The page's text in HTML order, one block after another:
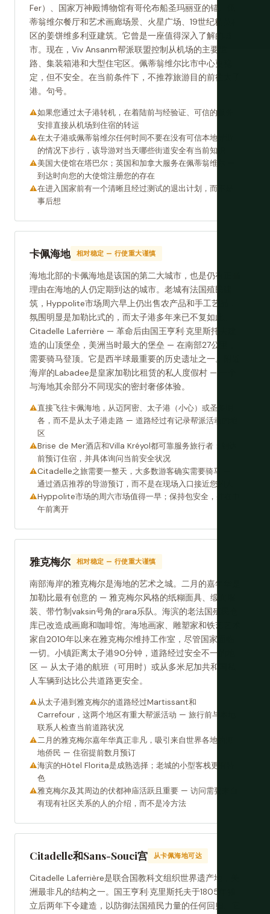
Fer）、国家万神殿博物馆有哥伦布船圣玛丽亚的锚、佩
蒂翁维尔餐厅和艺术画廊场景、火星广场、19世纪精英社
区的姜饼维多利亚建筑。它曾是一座值得深入了解的城
市。现在，Viv Ansanm帮派联盟控制从机场的主要道
路、集装箱港和大型住宅区。佩蒂翁维尔比市中心更稳
定，但不安全。在当前条件下，不推荐旅游目的前往太子
港。句号。
如果您通过太子港转机，在着陆前与经验证、可信的服务
安排直接从机场到住宿的转运
在太子港或佩蒂翁维尔任何时间不要在没有可信本地导游
的情况下步行，该导游对当天哪些街道安全有当前知识
美国大使馆在塔巴尔；英国和加拿大服务在佩蒂翁维尔 —
到达时向您的大使馆注册您的存在
在进入国家前有一个清晰且经过测试的退出计划，而不是
事后想
卡佩海地 相对稳定 — 行使重大谨慎
海地北部的卡佩海地是该国的第二大城市，也是仍有正当
理由在海地的人仍定期到达的城市。老城有法国殖民建
筑，Hyppolite市场周六早上仍出售农产品和手工艺品，
氛围明显是加勒比式的，而太子港多年来已不复如此。
Citadelle Laferrière — 革命后由国王亨利·克里斯托夫建
造的山顶堡垒，美洲当时最大的堡垒 — 在南部27公里，
需要骑马登顶。它是西半球最重要的历史遗址之一。附近
海岸的Labadee是皇家加勒比租赁的私人度假村 — 一个
与海地其余部分不同现实的密封奢侈体验。
直接飞往卡佩海地，从迈阿密、太子港（小心）或圣多明
各，而不是从太子港走路 — 道路经过有记录帮派活动的地
区
Brise de Mer酒店和Villa Kréyol都可靠服务旅行者；到达
前预订住宿，并具体询问当前安全状况
Citadelle之旅需要一整天，大多数游客确实需要骑马 —
通过酒店推荐的导游预订，而不是在现场入口接近您的人
Hyppolite市场的周六市场值得一早；保持包安全，并在中
午前离开
雅克梅尔 相对稳定 — 行使重大谨慎
南部海岸的雅克梅尔是海地的艺术之城。二月的嘉年华是
加勒比最有创意的 — 雅克梅尔风格的纸糊面具、缎面服
装、带竹制vaksin号角的rara乐队。海滨的老法国殖民仓
库已改造成画廊和咖啡馆。海地画家、雕塑家和铁艺艺术
家自2010年以来在雅克梅尔维持工作室，尽管国家面临
一切。小镇距离太子港90分钟，道路经过安全不一的地
区 — 从太子港的航班（可用时）或从多米尼加共和国私
人车辆到达比公共道路更安全。
从太子港到雅克梅尔的道路经过Martissant和
Carrefour，这两个地区有重大帮派活动 — 旅行前与本地
联系人检查当前道路状况
二月的雅克梅尔嘉年华真正非凡，吸引来自世界各地的海
地侨民 — 住宿提前数月预订
海滨的Hôtel Florita是成熟选择；老城的小型客栈更有特
色
雅克梅尔及其周边的伏都神庙活跃且重要 — 访问需要来自
有现有社区关系的人的介绍，而不是冷方法
Citadelle和Sans-Souci宫 从卡佩海地可达
Citadelle Laferrière是联合国教科文组织世界遗产地，美
洲最非凡的结构之一。国王亨利·克里斯托夫于1805年独
立后两年下令建造，以防御法国殖民力量的任何回归。它